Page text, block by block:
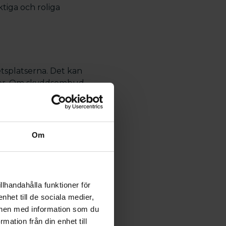
Om
funktioner för
till de sociala medier,
med information som du
från din enhet till
och roliga
Det kan
Om skyddsombud
och på
att ha
att det finns
möjligt för alla på